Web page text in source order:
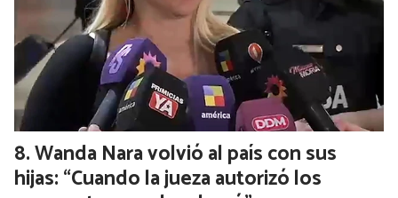
Peter Thiel vuelve a la Argentina tras
reunirse con Milei y Grabois: dónde dará
una charla